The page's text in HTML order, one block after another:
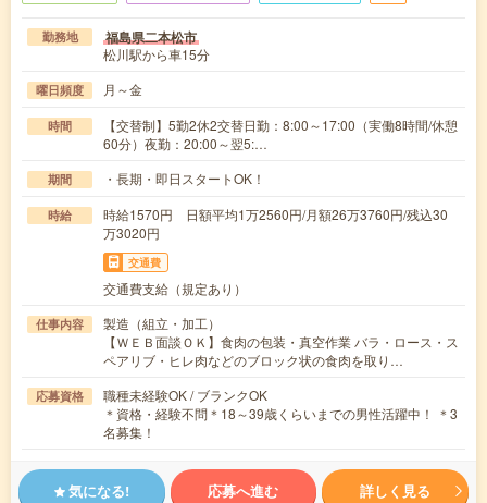
勤務地 福島県二本松市
松川駅から車15分
曜日頻度 月～金
時間
【交替制】5勤2休2交替日勤：8:00～17:00（実働8時間/休憩
60分）夜勤：20:00～翌5:…
期間 ・長期・即日スタートOK！
時給
時給1570円 日額平均1万2560円/月額26万3760円/残込30
万3020円
交通費
交通費支給（規定あり）
仕事内容
製造（組立・加工）
【ＷＥＢ面談ＯＫ】食肉の包装・真空作業 バラ・ロース・ス
ペアリブ・ヒレ肉などのブロック状の食肉を取り…
応募資格
職種未経験OK / ブランクOK
＊資格・経験不問＊18～39歳くらいまでの男性活躍中！ ＊3
名募集！
気になる! 応募へ進む 詳しく見る